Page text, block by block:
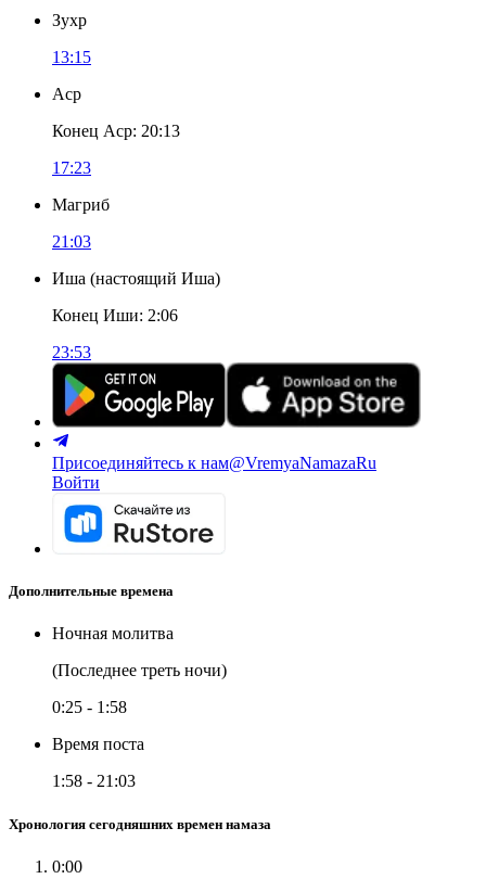
Зухр
13:15
Аср
Конец Аср: 20:13
17:23
Магриб
21:03
Иша (настоящий Иша)
Конец Иши: 2:06
23:53
Присоединяйтесь к нам@VremyaNamazaRu
Войти
Дополнительные времена
Ночная молитва
(Последнее треть ночи)
0:25 - 1:58
Время поста
1:58 - 21:03
Хронология сегодняшних времен намаза
0:00